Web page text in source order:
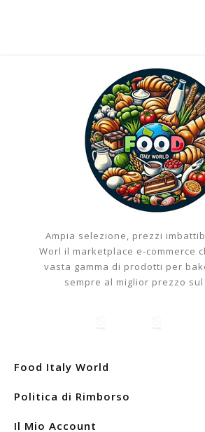
Smart Glass Caramel
Specchio Al Caramello
€41,93
Aggiungi al carrello
Ampia selezione, prezzi
Worl il marketplace e-commerce
vasta gamma di prodotti per
sempre al miglior prezzo sul
Food Italy World
Politica di Rimborso
Il Mio Account